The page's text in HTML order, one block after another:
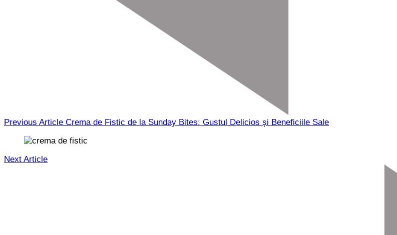
Previous Article Crema de Fistic de la Sunday Bites: Gustul Delicios și Beneficiile Sale
Next Article